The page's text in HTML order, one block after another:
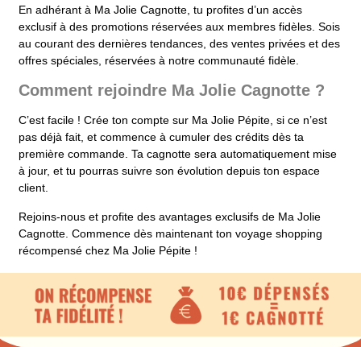
En adhérant à Ma Jolie Cagnotte, tu profites d’un accès
exclusif à des promotions réservées aux membres fidèles. Sois
au courant des dernières tendances, des ventes privées et des
offres spéciales, réservées à notre communauté fidèle.
Comment rejoindre Ma Jolie Cagnotte ?
C’est facile ! Crée ton compte sur Ma Jolie Pépite, si ce n’est
pas déjà fait, et commence à cumuler des crédits dès ta
première commande. Ta cagnotte sera automatiquement mise
à jour, et tu pourras suivre son évolution depuis ton espace
client.
Rejoins-nous et profite des avantages exclusifs de Ma Jolie
Cagnotte. Commence dès maintenant ton voyage shopping
récompensé chez Ma Jolie Pépite !